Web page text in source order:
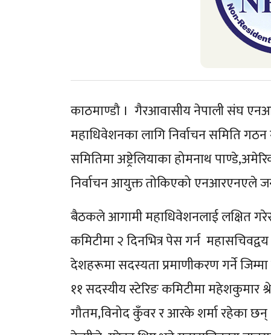
काठमाण्डौ । गैरआवासीय नेपाली संघ
महाधिवेशनका लागि निर्वाचन समिति
समितिमा अष्ट्रेलियाका होमनाथ
निर्वाचन आयुक्त तोकिएको एनआरएनएले
बैठकले आगामी महाधिवेशनलाई लक्षित गरेर
कमिटीमा २ दिनभित्र पेस गर्न
देशहरूमा सदस्यता प्रमाणीकरण गर्ने
११ सदस्यीय स्टेरिङ कमिटीमा महेशकुमार
गौतम,विनोद कुँवर र आरके शर्मा रहेका छन्